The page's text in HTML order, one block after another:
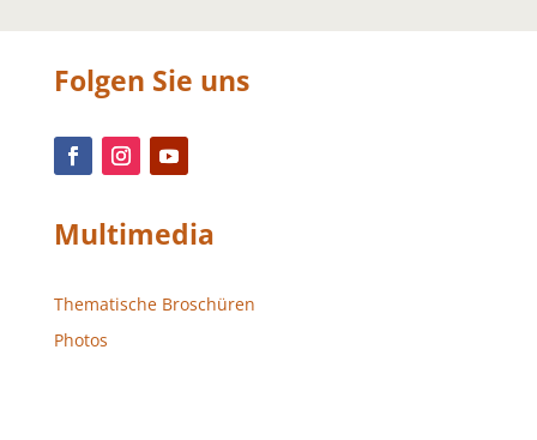
Folgen Sie uns
Multimedia
Thematische Broschüren
Photos